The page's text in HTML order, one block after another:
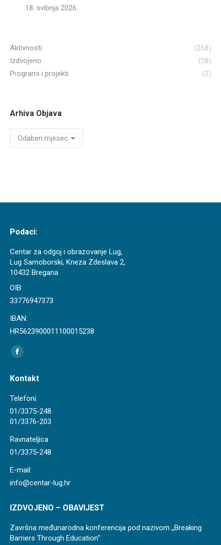
18. svibnja 2026.
Aktivnosti
(268)
Izdvojeno
(28)
Programi i projekti
(2)
Arhiva Objava
Arhiva
Objava
Podaci:
Centar za odgoj i obrazovanje Lug,
Lug Samoborski, Kneza Zdeslava 2,
10432 Bregana
OIB:
33776947373
IBAN:
HR5623900011100015238
Find us on:
Facebook
opens
in
new
window
Kontakt
Telefoni:
01/3375-248
01/3376-203
Ravnateljica
01/3375-248
E-mail:
info@centar-lug.hr
IZDVOJENO – OBAVIJEST
Završna međunarodna konferencija pod nazivom „Breaking
Barriers Through Education“